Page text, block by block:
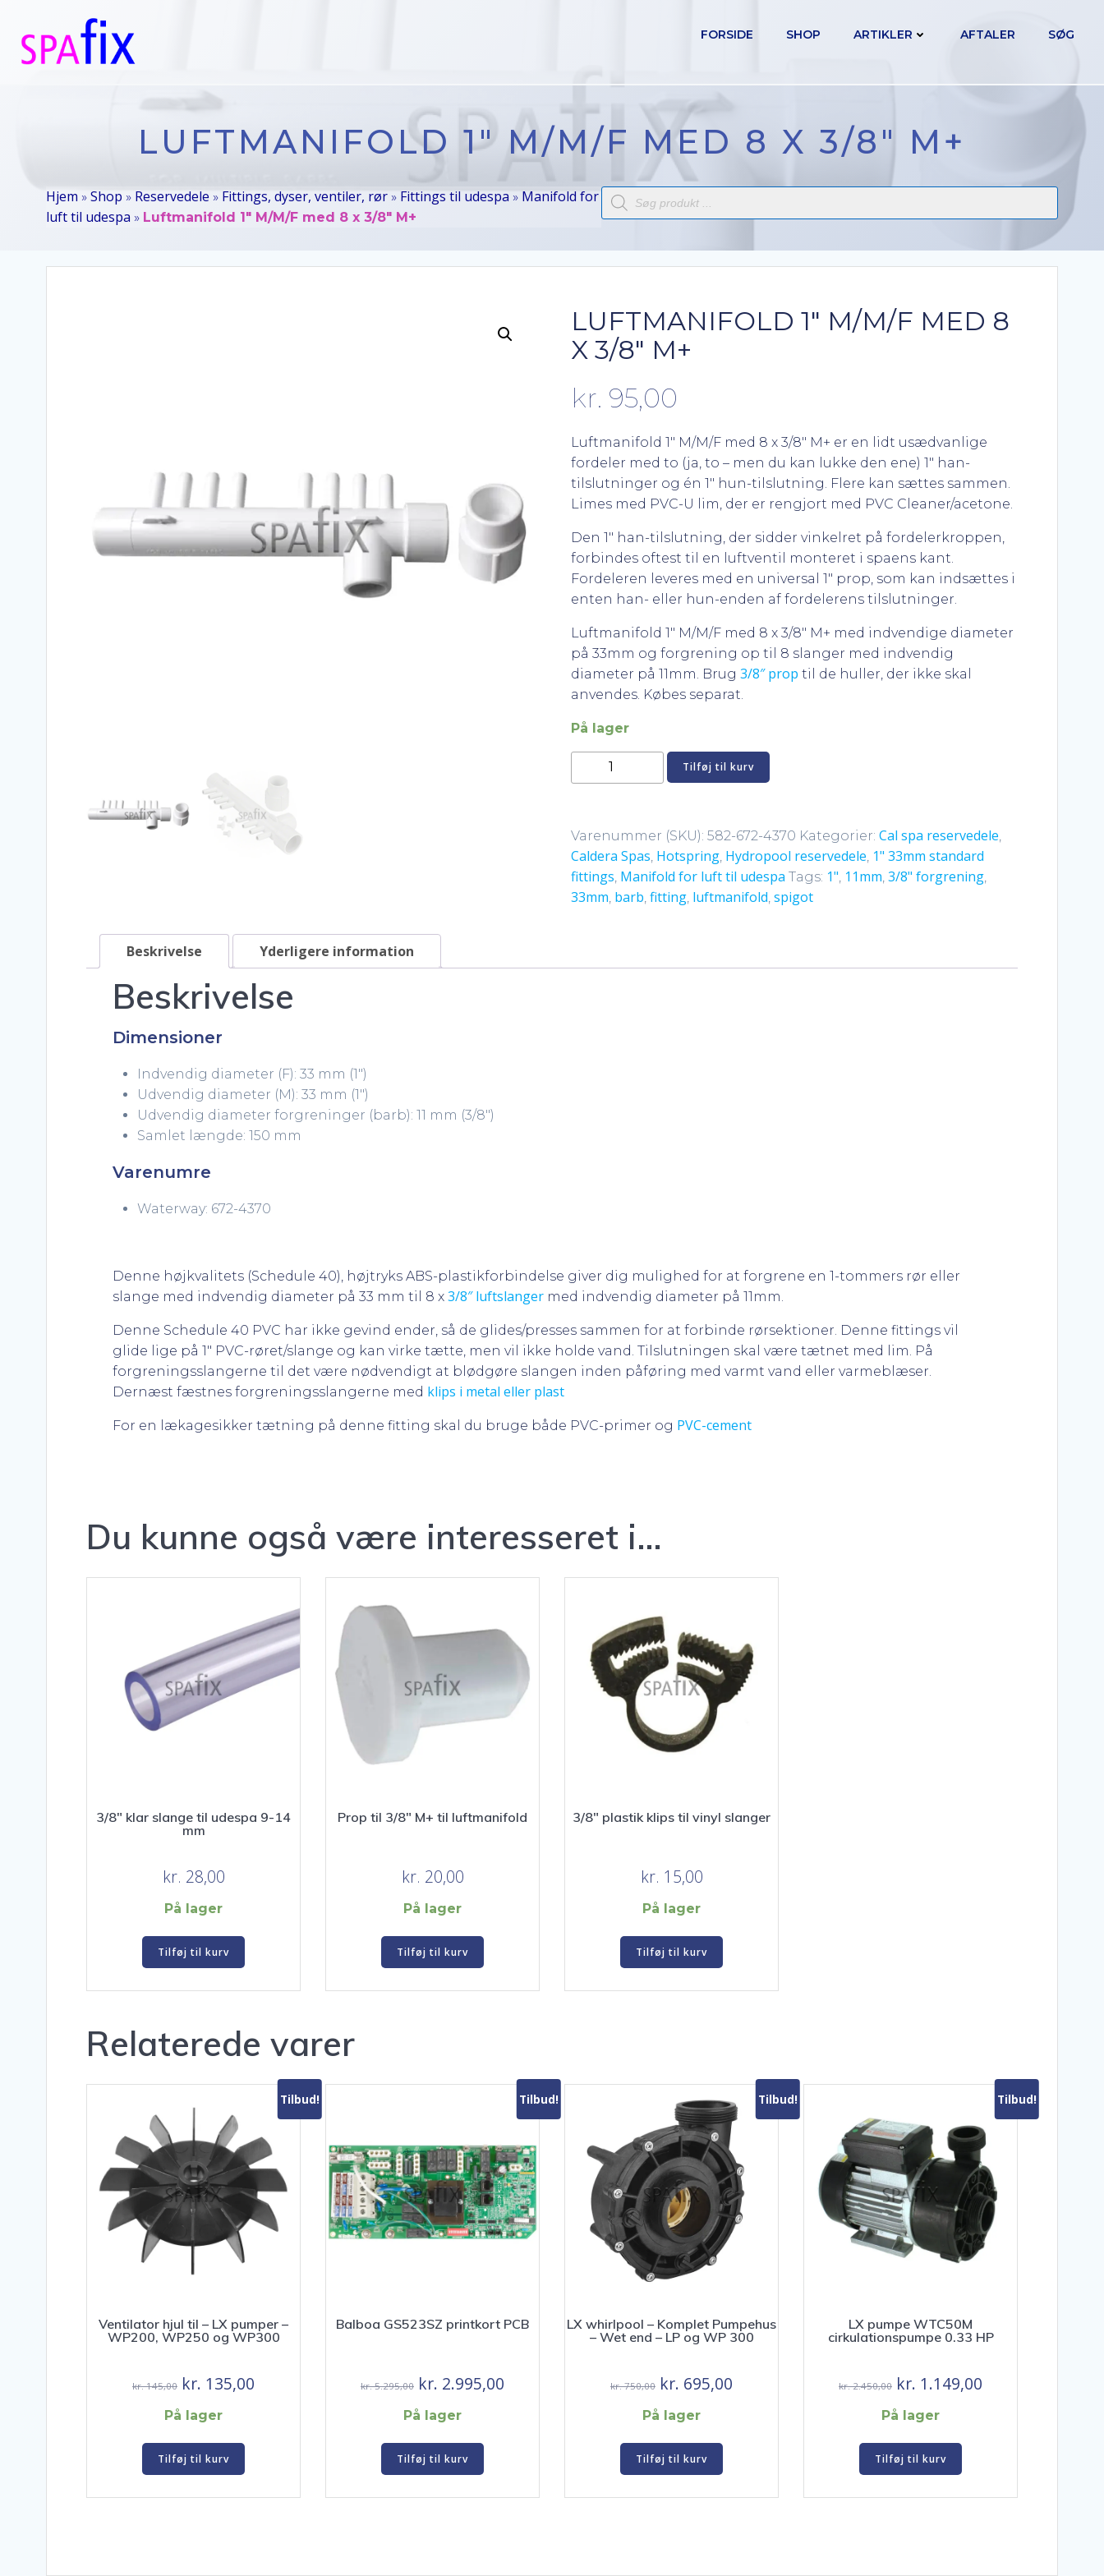
indhold
FORSIDE SHOP ARTIKLER AFTALER SØG
LUFTMANIFOLD 1″ M/M/F MED 8 X 3/8″ M+
Hjem » Shop » Reservedele » Fittings, dyser, ventiler, rør » Fittings til udespa » Manifold for
luft til udespa » Luftmanifold 1″ M/M/F med 8 x 3/8″ M+
Products
search
LUFTMANIFOLD 1″ M/M/F MED 8
X 3/8″ M+
kr. 95,00
Luftmanifold 1″ M/M/F med 8 x 3/8″ M+ er en lidt usædvanlige
fordeler med to (ja, to – men du kan lukke den ene) 1″ han-
tilslutninger og én 1″ hun-tilslutning. Flere kan sættes sammen.
Limes med PVC-U lim, der er rengjort med PVC Cleaner/acetone.
Den 1″ han-tilslutning, der sidder vinkelret på fordelerkroppen,
forbindes oftest til en luftventil monteret i spaens kant.
Fordeleren leveres med en universal 1″ prop, som kan indsættes i
enten han- eller hun-enden af fordelerens tilslutninger.
Luftmanifold 1″ M/M/F med 8 x 3/8″ M+ med indvendige diameter
på 33mm og forgrening op til 8 slanger med indvendig
diameter på 11mm. Brug 3/8″ prop til de huller, der ikke skal
anvendes. Købes separat.
På lager
Luftmanifold
1"
8
x
3/8"
M+
Tilføj til kurv
Varenummer (SKU): 582-672-4370 Kategorier: Cal spa reservedele
Caldera Spas Hotspring, Hydropool reservedele 1" 33mm standard
fittings Manifold for luft til udespa Tags: 1" 11mm 3/8" forgrening,
33mm barb fitting, luftmanifold spigot
Beskrivelse Yderligere information
Beskrivelse
Dimensioner
Indvendig diameter (F): 33 mm (1″)
Udvendig diameter (M): 33 mm (1″)
Udvendig diameter forgreninger (barb): 11 mm (3/8″)
Samlet længde: 150 mm
Varenumre
Waterway: 672-4370
Denne højkvalitets (Schedule 40), højtryks ABS-plastikforbindelse giver dig mulighed for at forgrene en 1-tommers rør eller
slange med indvendig diameter på 33 mm til 8 x 3/8″ luftslanger med indvendig diameter på 11mm.
Denne Schedule 40 PVC har ikke gevind ender, så de glides/presses sammen for at forbinde rørsektioner. Denne fittings vil
glide lige på 1″ PVC-røret/slange og kan virke tætte, men vil ikke holde vand. Tilslutningen skal være tætnet med lim. På
forgreningsslangerne til det være nødvendigt at blødgøre slangen inden påføring med varmt vand eller varmeblæser.
Dernæst fæstnes forgreningsslangerne med klips i metal eller plast
For en lækagesikker tætning på denne fitting skal du bruge både PVC-primer og PVC-cement
Du kunne også være interesseret i…
3/8″ klar slange til udespa 9-14
mm
kr. 28,00
På lager
Tilføj til kurv
Prop til 3/8″ M+ til luftmanifold
kr. 20,00
På lager
Tilføj til kurv
3/8″ plastik klips til vinyl slanger
kr. 15,00
På lager
Tilføj til kurv
Relaterede varer
Tilbud!
Ventilator hjul til – LX pumper –
WP200, WP250 og WP300
kr.145,00 Den
oprindelige
pris
var:
kr. 145,00.
kr. 135,00
På lager
Tilføj til kurv
Tilbud!
Balboa GS523SZ printkort PCB
kr.5.295,00 Den
oprindelige
pris
var:
kr. 5.295,00.
kr. 2.995,00
På lager
Tilføj til kurv
Tilbud!
LX whirlpool – Komplet Pumpehus
– Wet end – LP og WP 300
kr.750,00 Den
oprindelige
pris
var:
kr. 750,00.
kr. 695,00
På lager
Tilføj til kurv
Tilbud!
LX pumpe WTC50M
cirkulationspumpe 0.33 HP
kr.2.450,00 Den
oprindelige
pris
var:
kr. 2.450,00.
kr. 1.149,00
På lager
Tilføj til kurv